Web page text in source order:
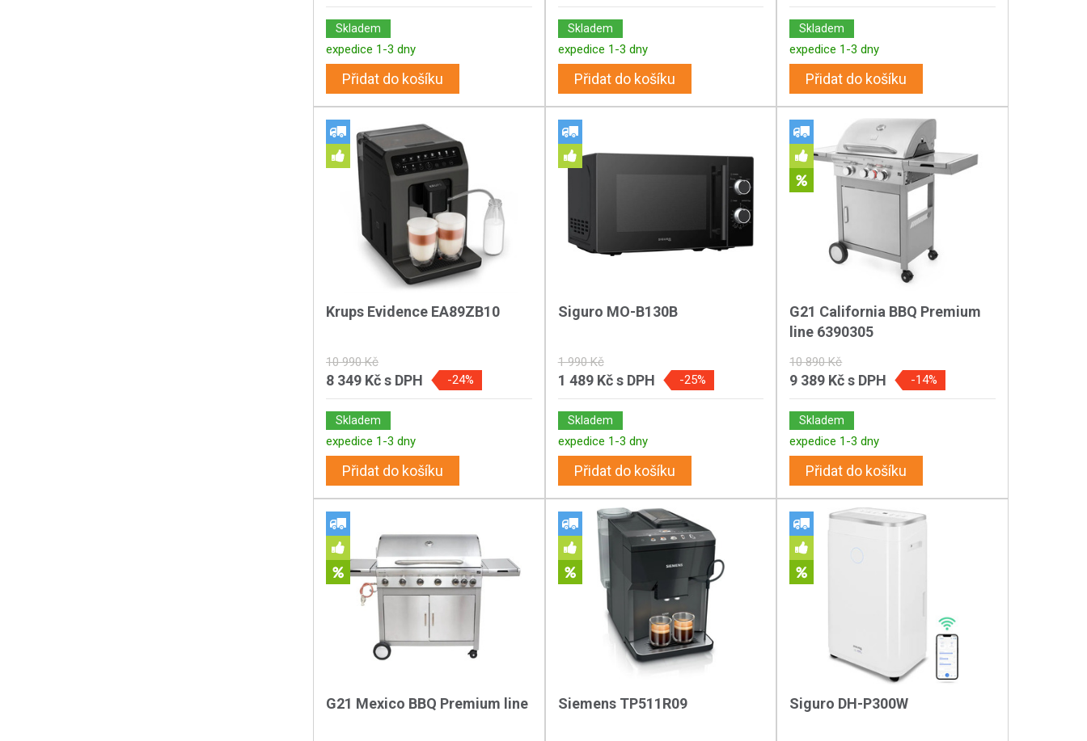
Skladem
expedice 1-3 dny
Přidat do košíku
Skladem
expedice 1-3 dny
Přidat do košíku
Skladem
expedice 1-3 dny
Přidat do košíku
Krups Evidence EA89ZB10
10 990 Kč
8 349 Kčs DPH -24%
Skladem
expedice 1-3 dny
Přidat do košíku
Siguro MO-B130B
1 990 Kč
1 489 Kčs DPH -25%
Skladem
expedice 1-3 dny
Přidat do košíku
G21 California BBQ Premium
line 6390305
10 890 Kč
9 389 Kčs DPH -14%
Skladem
expedice 1-3 dny
Přidat do košíku
G21 Mexico BBQ Premium line Siemens TP511R09 Siguro DH-P300W